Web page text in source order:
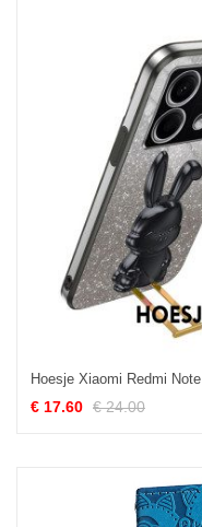
Hoesje Xiaomi Redmi
€ 17.60 € 24.00